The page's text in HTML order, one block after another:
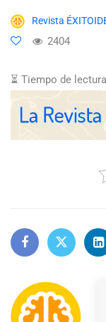
Revista
2404
⏳ Tiempo de